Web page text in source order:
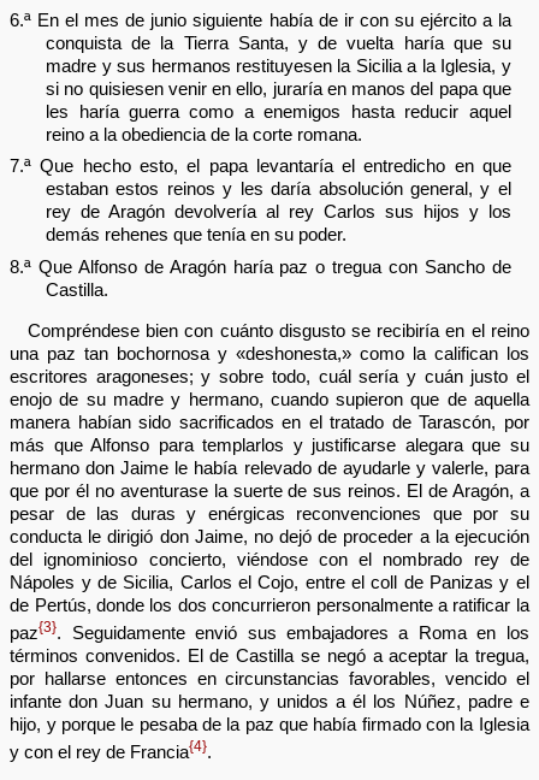
6.ª En el mes de junio siguiente había de ir con su ejército a la
conquista de la Tierra Santa, y de vuelta haría que su
madre y sus hermanos restituyesen la Sicilia a la Iglesia, y
si no quisiesen venir en ello, juraría en manos del papa que
les haría guerra como a enemigos hasta reducir aquel
reino a la obediencia de la corte romana.
7.ª Que hecho esto, el papa levantaría el entredicho en que
estaban estos reinos y les daría absolución general, y el
rey de Aragón devolvería al rey Carlos sus hijos y los
demás rehenes que tenía en su poder.
8.ª Que Alfonso de Aragón haría paz o tregua con Sancho de
Castilla.
Compréndese bien con cuánto disgusto se recibiría en el reino
una paz tan bochornosa y «deshonesta,» como la califican los
escritores aragoneses; y sobre todo, cuál sería y cuán justo el
enojo de su madre y hermano, cuando supieron que de aquella
manera habían sido sacrificados en el tratado de Tarascón, por
más que Alfonso para templarlos y justificarse alegara que su
hermano don Jaime le había relevado de ayudarle y valerle, para
que por él no aventurase la suerte de sus reinos. El de Aragón, a
pesar de las duras y enérgicas reconvenciones que por su
conducta le dirigió don Jaime, no dejó de proceder a la ejecución
del ignominioso concierto, viéndose con el nombrado rey de
Nápoles y de Sicilia, Carlos el Cojo, entre el coll de Panizas y el
de Pertús, donde los dos concurrieron personalmente a ratificar la
paz{3}. Seguidamente envió sus embajadores a Roma en los
términos convenidos. El de Castilla se negó a aceptar la tregua,
por hallarse entonces en circunstancias favorables, vencido el
infante don Juan su hermano, y unidos a él los Núñez, padre e
hijo, y porque le pesaba de la paz que había firmado con la Iglesia
y con el rey de Francia{4}.